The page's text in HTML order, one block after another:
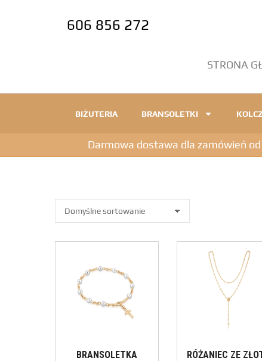
606 856 272
STRONA
BIŻUTERIA BRANSOLETKI
Darmowa dostawa dla zamówień od
BRANSOLETKA
RÓŻANIEC ZE